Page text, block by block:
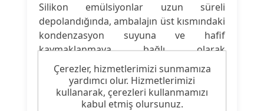
Silikon emülsiyonlar uzun süreli
depolandığında, ambalajın üst kısmındaki
kondenzasyon suyuna ve hafif
kaymaklanmaya bağlı olarak
konsantrasyonda farklılık görülebilir.
Emülsiyon, kullanım öncesinde iyice
karıştırılmalıdır.
Çerezler, hizmetlerimizi sunmamıza
yardımcı olur. Hizmetlerimizi
kullanarak, çerezleri kullanmamızı
kabul etmiş olursunuz.